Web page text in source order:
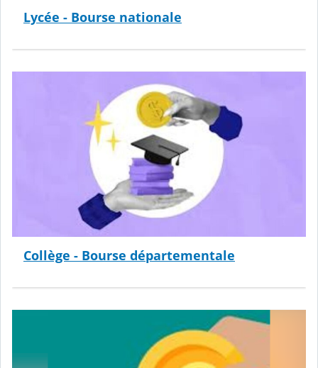
Lycée - Bourse nationale
Collège - Bourse départementale